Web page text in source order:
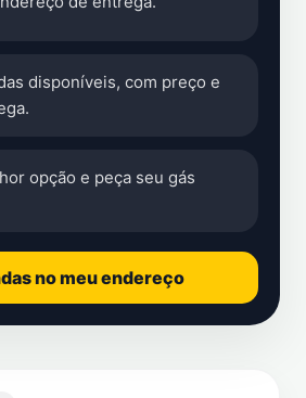
disponíveis, com preço e
opção e peça seu gás
no meu endereço